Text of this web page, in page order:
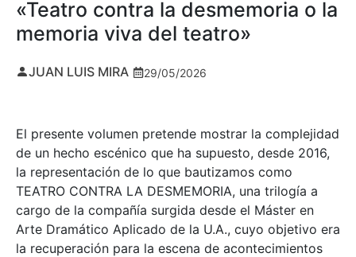
«Teatro contra la desmemoria o la
memoria viva del teatro»
JUAN LUIS MIRA 29/05/2026
El presente volumen pretende mostrar la complejidad
de un hecho escénico que ha supuesto, desde 2016,
la representación de lo que bautizamos como
TEATRO CONTRA LA DESMEMORIA, una trilogía a
cargo de la compañía surgida desde el Máster en
Arte Dramático Aplicado de la U.A., cuyo objetivo era
la recuperación para la escena de acontecimientos